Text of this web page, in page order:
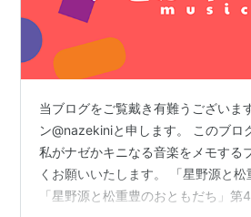
「キャッチボール屋」オリジ
（2006年8月）
トロピカル道中 ※サケロックオ
（2006年8月）
Songs of Instrumental（2006
asin:B000ICLUS6
おじいさん先生 オリジナルサ
（2007年9月）
ペンギンプルペイルパイルズ「
当ブログをご覧戴き有難うございま
ン@nazekiniと申します。 このブロ
私がナゼかキニなる音楽をメモする
くお願いいたします。 「星野源と松
「星野源と松重豊のおともだち」